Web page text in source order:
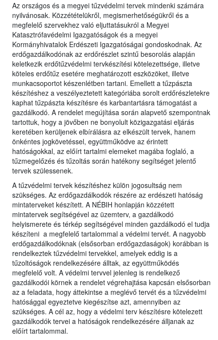
Az országos és a megyei tűzvédelmi tervek mindenki számára
nyilvánosak. Közzétételükről, megismerhetőségükről és a
megfelelő szervekhez való eljuttatásukról a Megyei
Katasztrófavédelmi Igazgatóságok és a megyei
Kormányhivatalok Erdészeti Igazgatóságai gondoskodnak. Az
erdőgazdálkodónak az erdőrészlet szintű besorolás alapján
keletkezik erdőtűzvédelmi tervkészítési kötelezettsége, illetve
köteles erdőtűz esetére meghatározott eszközöket, illetve
munkacsoportot készenlétben tartani. Emellett a tűzpászta
készítéshez a veszélyeztetett kategóriába sorolt erdőrészletekre
kaphat tűzpászta készítésre és karbantartásra támogatást a
gazdálkodó. A rendelet megújítása során alapvető szempontnak
tartottuk, hogy a jövőben ne bonyolult közigazgatási eljárás
keretében kerüljenek elbírálásra az elkészült tervek, hanem
önkéntes jogkövetéssel, együttműködve az érintett
hatóságokkal, az előírt tartalmi elemeket magába foglaló, a
tűzmegelőzés és tűzoltás során hatékony segítséget jelentő
tervek szülessenek.
A tűzvédelmi tervek készítéshez külön jogosultság nem
szükséges. Az erdőgazdálkodók részére az erdészeti hatóság
mintaterveket készített. A NÉBIH honlapján közzétett
mintatervek segítségével az üzemterv, a gazdálkodó
helyismerete és térkép segítségével minden gazdálkodó el tudja
készíteni a megfelelő tartalommal a védelmi tervét. A nagyobb
erdőgazdálkodóknak (elsősorban erdőgazdaságok) korábban is
rendelkeztek tűzvédelmi tervekkel, amelyek eddig is a
tűzoltóságok rendelkezésére álltak, az együttműködés
megfelelő volt. A védelmi tervvel jelenleg is rendelkező
gazdálkodói körnek a rendelet végrehajtása kapcsán elsősorban
az a feladata, hogy áttekintse a meglévő tervét és a tűzvédelmi
hatósággal egyeztetve kiegészítse azt, amennyiben az
szükséges. A cél az, hogy a védelmi terv készítésre kötelezett
gazdálkodók tervei a hatóságok rendelkezésére álljanak az
előírt tartalommal.